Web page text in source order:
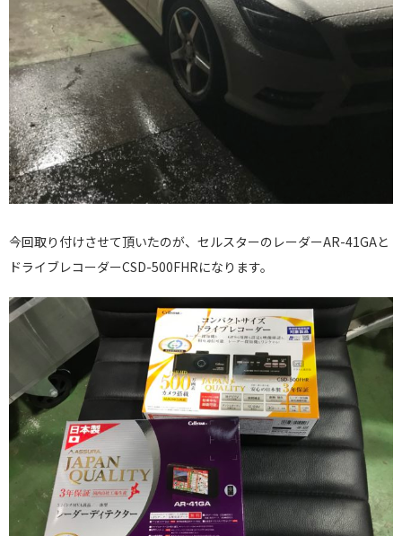
今回取り付けさせて頂いたのが、セルスターのレーダーAR-41GAと
ドライブレコーダーCSD-500FHRになります。